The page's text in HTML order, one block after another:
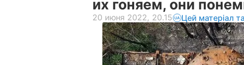
их гоняем, они
20 июня 2022, 20.15 Цей матеріал